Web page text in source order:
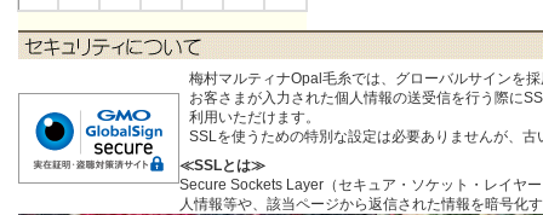
梅村マルティナOpal毛糸では、グローバルサインを
お客さまが入力された個人情報の送受信を行う際に
利用いただけます。
SSLを使うための特別な設定は必要ありませんが、
≪SSLとは≫
Secure Sockets Layer（セキュア・ソケット・レイヤ
人情報等や、該当ページから返信された情報を暗号化